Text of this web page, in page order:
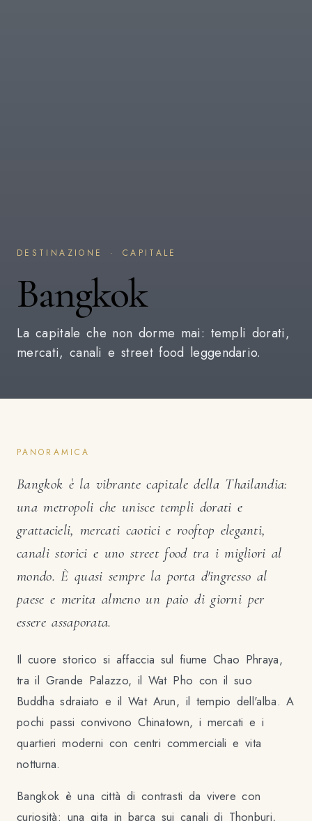
DESTINAZIONE · CAPITALE
Bangkok
La capitale che non dorme mai: templi dorati,
mercati, canali e street food leggendario.
PANORAMICA
Bangkok è la vibrante capitale della Thailandia:
una metropoli che unisce templi dorati e
grattacieli, mercati caotici e rooftop eleganti,
canali storici e uno street food tra i migliori al
mondo. È quasi sempre la porta d'ingresso al
paese e merita almeno un paio di giorni per
essere assaporata.
Il cuore storico si affaccia sul fiume Chao Phraya,
tra il Grande Palazzo, il Wat Pho con il suo
Buddha sdraiato e il Wat Arun, il tempio dell'alba. A
pochi passi convivono Chinatown, i mercati e i
quartieri moderni con centri commerciali e vita
notturna.
Bangkok è una città di contrasti da vivere con
curiosità: una gita in barca sui canali di Thonburi,